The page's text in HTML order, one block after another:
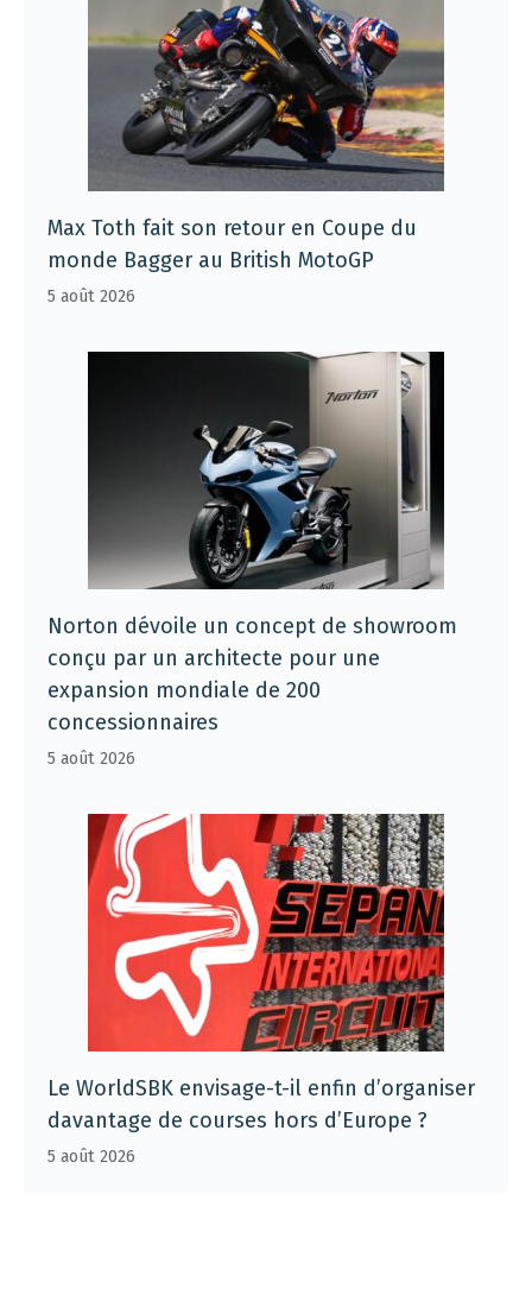
Max Toth fait son retour en Coupe du
monde Bagger au British MotoGP
5 août 2026
Norton dévoile un concept de showroom
conçu par un architecte pour une
expansion mondiale de 200
concessionnaires
5 août 2026
Le WorldSBK envisage-t-il enfin d’organiser
davantage de courses hors d’Europe ?
5 août 2026